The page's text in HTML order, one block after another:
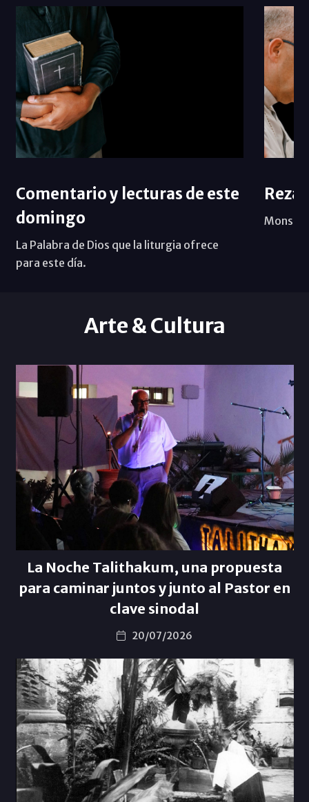
Comentario y lecturas de este
domingo
La Palabra de Dios que la liturgia ofrece
para este día.
Reza
Mons.
Arte & Cultura
La Noche Talithakum, una propuesta
para caminar juntos y junto al Pastor en
clave sinodal
20/07/2026